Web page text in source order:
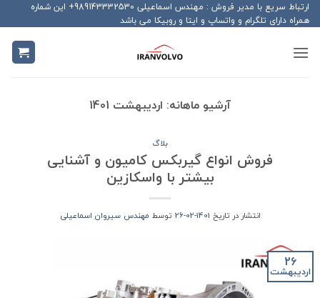
Skip
to
content
ارتباط سریع با مدیر فروش : مهندس اسماعیلی 989143332530+ این شماره
همراه دارای تلگرام و واتساپ و ایتا و روبیکا می باشد
آرشیو ماهانه: اردیبهشت 1401
بلاگ
فروش انواع گیربکس کامیون و آشنایی
بیشتر با واسکازین
انتشار در تاریخ 1401-02-26 توسط مهندس سیروان اسماعیلی
26
اردیبهشت